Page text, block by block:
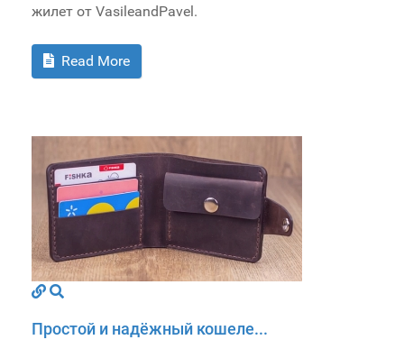
жилет от VasileandPavel.
Read More
Простой и надёжный кошеле...